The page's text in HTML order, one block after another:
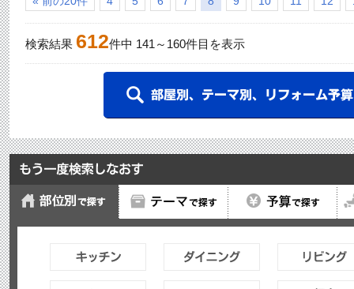
S ハードコート
検索結果 612件中 141 ～ 160件目を表示